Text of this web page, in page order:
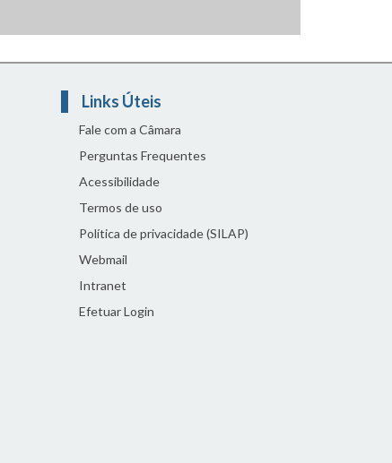
Links Úteis
Fale com a Câmara
Perguntas Frequentes
Acessibilidade
Termos de uso
Política de privacidade (SILAP)
Webmail
Intranet
Efetuar Login